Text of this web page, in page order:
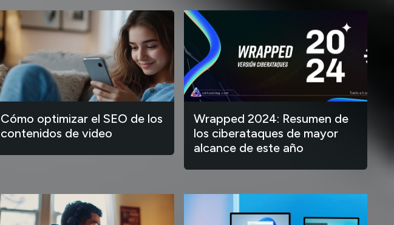
Cómo optimizar el SEO de los
contenidos de video
Wrapped 2024: Resumen de
los ciberataques de mayor
alcance de este año